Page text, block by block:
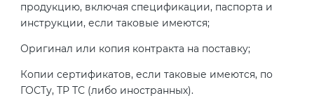
продукцию, включая спецификации, паспорта и
инструкции, если таковые имеются;
Оригинал или копия контракта на поставку;
Копии сертификатов, если таковые имеются, по
ГОСТу, ТР ТС (либо иностранных).
Действующие технические
регламенты